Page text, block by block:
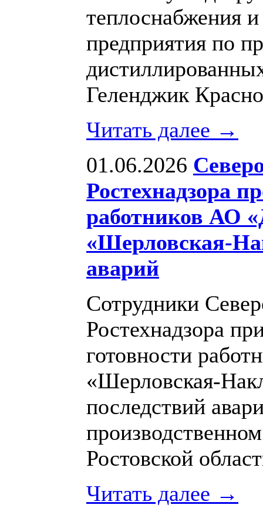
теплоснабжения
предприятия по
Геленджик
Читать далее →
01.06.2026
Ростехнадзора
работников АО
«Шерловская-
аварий
Сотрудники
Ростехнадзора
готовности
«Шерловская-
последствий
Ростовской
Читать далее →